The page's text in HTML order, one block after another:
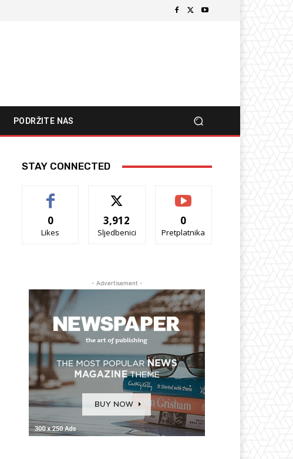
PODRŽITE NAS
STAY CONNECTED
0
Likes
3,912
Sljedbenici
0
Pretplatnika
- Advertisement -